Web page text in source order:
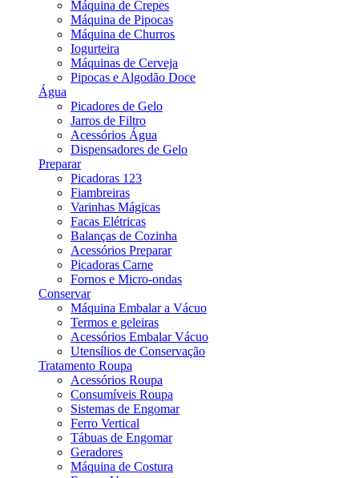
Máquina de Crepes
Máquina de Pipocas
Máquina de Churros
Iogurteira
Máquinas de Cerveja
Pipocas e Algodão Doce
Água
Picadores de Gelo
Jarros de Filtro
Acessórios Água
Dispensadores de Gelo
Preparar
Picadoras 123
Fiambreiras
Varinhas Mágicas
Facas Elétricas
Balanças de Cozinha
Acessórios Preparar
Picadoras Carne
Fornos e Micro-ondas
Conservar
Máquina Embalar a Vácuo
Termos e geleiras
Acessórios Embalar Vácuo
Utensílios de Conservação
Tratamento Roupa
Acessórios Roupa
Consumíveis Roupa
Sistemas de Engomar
Ferro Vertical
Tábuas de Engomar
Geradores
Máquina de Costura